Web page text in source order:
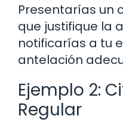
Presentarías un
que justifique la
notificarías a tu
antelación
Ejemplo 2:
Regular